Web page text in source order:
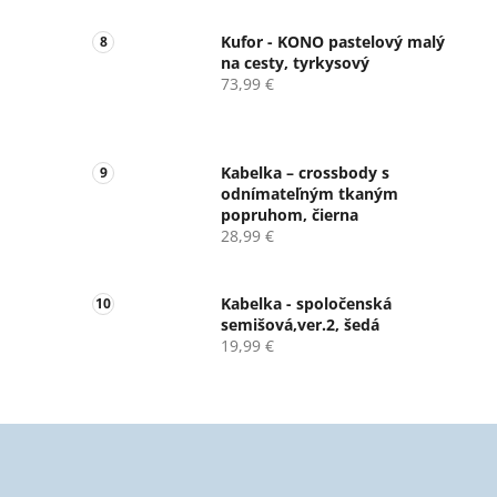
Kufor - KONO pastelový malý
na cesty, tyrkysový
73,99 €
Kabelka – crossbody s
odnímateľným tkaným
popruhom, čierna
28,99 €
Kabelka - spoločenská
semišová,ver.2, šedá
19,99 €